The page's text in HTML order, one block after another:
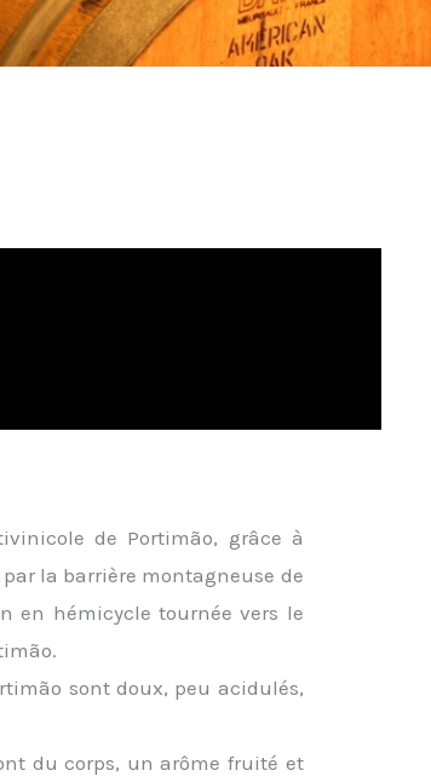
de Portimão, grâce à
la barrière montagneuse de
en hémicycle tournée vers le
sont doux, peu acidulés,
du corps, un arôme fruité et